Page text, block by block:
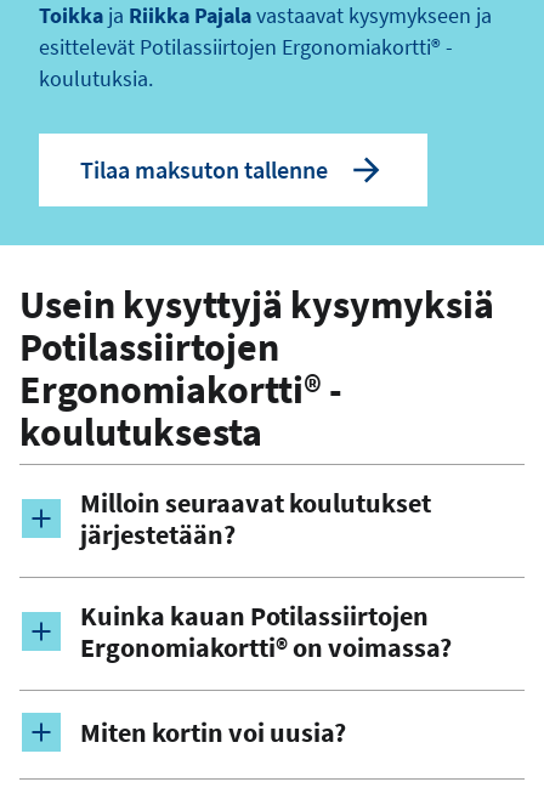
Toikka ja Riikka Pajalavastaavat kysymykseen ja
esittelevät Potilassiirtojen Ergonomiakortti® -
koulutuksia.
Tilaa maksuton tallenne
Usein kysyttyjä kysymyksiä
Potilassiirtojen
Ergonomiakortti® -
koulutuksesta
Milloin seuraavat koulutukset
järjestetään?
Kuinka kauan Potilassiirtojen
Ergonomiakortti® on voimassa?
Miten kortin voi uusia?